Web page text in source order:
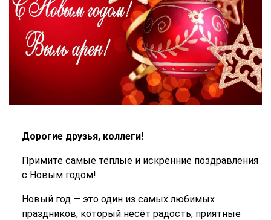
Дорогие друзья, коллеги!
Примите самые тёплые и искренние поздравления
с Новым годом!
Новый год — это один из самых любимых
праздников, который несёт радость, приятные